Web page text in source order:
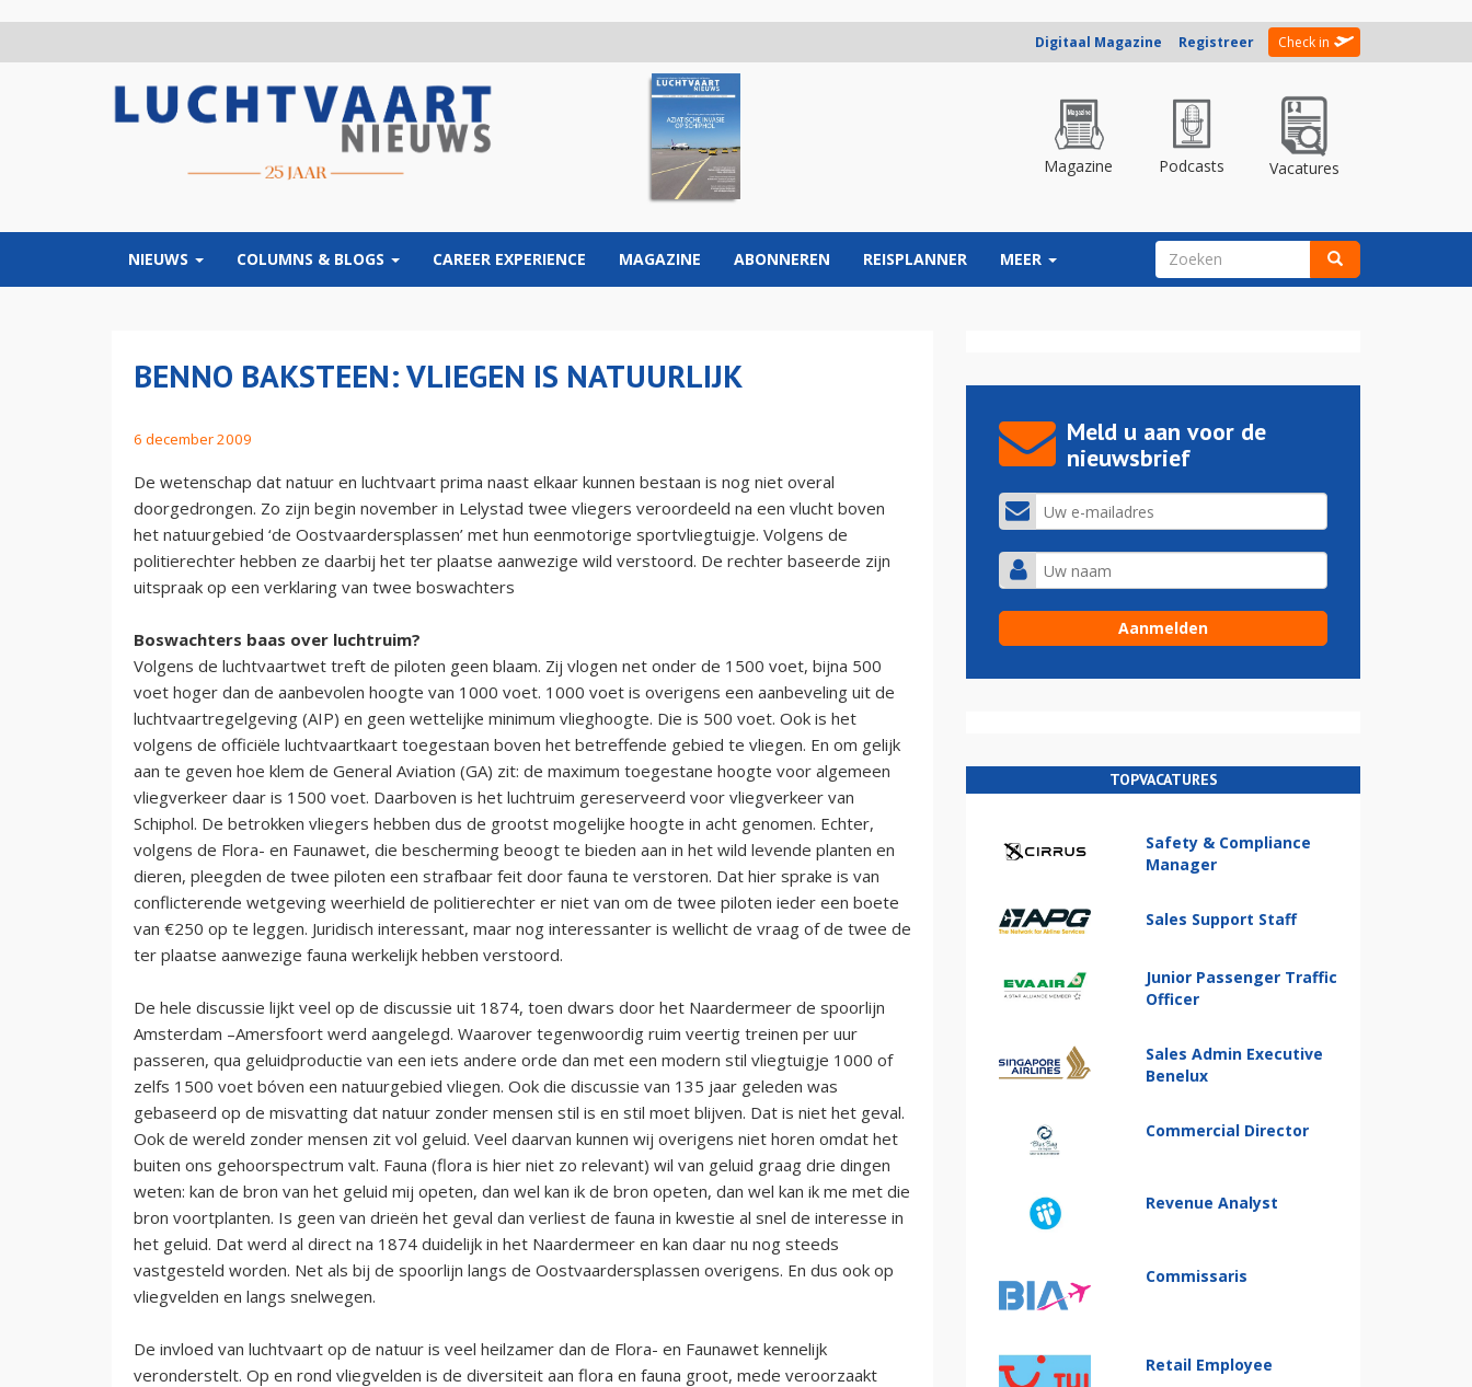
Digitaal Magazine Registreer Check in
Magazine Podcasts Vacatures
NIEUWS COLUMNS & BLOGS CAREER EXPERIENCE MAGAZINE ABONNEREN REISPLANNER MEER ZOEKVELD
BENNO BAKSTEEN: VLIEGEN IS NATUURLIJK
6 december 2009
De wetenschap dat natuur en luchtvaart prima naast elkaar kunnen bestaan is nog niet overal
doorgedrongen. Zo zijn begin november in Lelystad twee vliegers veroordeeld na een vlucht boven
het natuurgebied ‘de Oostvaardersplassen’ met hun eenmotorige sportvliegtuigje. Volgens de
politierechter hebben ze daarbij het ter plaatse aanwezige wild verstoord. De rechter baseerde zijn
uitspraak op een verklaring van twee boswachters
Boswachters baas over luchtruim?
Volgens de luchtvaartwet treft de piloten geen blaam. Zij vlogen net onder de 1500 voet, bijna 500
voet hoger dan de aanbevolen hoogte van 1000 voet. 1000 voet is overigens een aanbeveling uit de
luchtvaartregelgeving (AIP) en geen wettelijke minimum vlieghoogte. Die is 500 voet. Ook is het
volgens de officiële luchtvaartkaart toegestaan boven het betreffende gebied te vliegen. En om gelijk
aan te geven hoe klem de General Aviation (GA) zit: de maximum toegestane hoogte voor algemeen
vliegverkeer daar is 1500 voet. Daarboven is het luchtruim gereserveerd voor vliegverkeer van
Schiphol. De betrokken vliegers hebben dus de grootst mogelijke hoogte in acht genomen. Echter,
volgens de Flora- en Faunawet, die bescherming beoogt te bieden aan in het wild levende planten en
dieren, pleegden de twee piloten een strafbaar feit door fauna te verstoren. Dat hier sprake is van
conflicterende wetgeving weerhield de politierechter er niet van om de twee piloten ieder een boete
van €250 op te leggen. Juridisch interessant, maar nog interessanter is wellicht de vraag of de twee de
ter plaatse aanwezige fauna werkelijk hebben verstoord.
De hele discussie lijkt veel op de discussie uit 1874, toen dwars door het Naardermeer de spoorlijn
Amsterdam –Amersfoort werd aangelegd. Waarover tegenwoordig ruim veertig treinen per uur
passeren, qua geluidproductie van een iets andere orde dan met een modern stil vliegtuigje 1000 of
zelfs 1500 voet bóven een natuurgebied vliegen. Ook die discussie van 135 jaar geleden was
gebaseerd op de misvatting dat natuur zonder mensen stil is en stil moet blijven. Dat is niet het geval.
Ook de wereld zonder mensen zit vol geluid. Veel daarvan kunnen wij overigens niet horen omdat het
buiten ons gehoorspectrum valt. Fauna (flora is hier niet zo relevant) wil van geluid graag drie dingen
weten: kan de bron van het geluid mij opeten, dan wel kan ik de bron opeten, dan wel kan ik me met die
bron voortplanten. Is geen van drieën het geval dan verliest de fauna in kwestie al snel de interesse in
het geluid. Dat werd al direct na 1874 duidelijk in het Naardermeer en kan daar nu nog steeds
vastgesteld worden. Net als bij de spoorlijn langs de Oostvaardersplassen overigens. En dus ook op
vliegvelden en langs snelwegen.
De invloed van luchtvaart op de natuur is veel heilzamer dan de Flora- en Faunawet kennelijk
veronderstelt. Op en rond vliegvelden is de diversiteit aan flora en fauna groot, mede veroorzaakt
Meld u aan voor de
nieuwsbrief
TOPVACATURES
Safety & Compliance
Manager
Sales Support Staff
Junior Passenger Traffic
Officer
Sales Admin Executive
Benelux
Commercial Director
Revenue Analyst
Commissaris
Retail Employee